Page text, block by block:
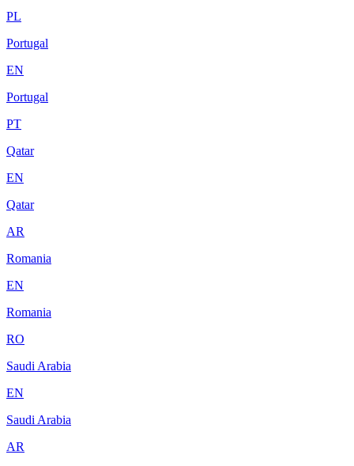
PL
Portugal
EN
Portugal
PT
Qatar
EN
Qatar
AR
Romania
EN
Romania
RO
Saudi Arabia
EN
Saudi Arabia
AR